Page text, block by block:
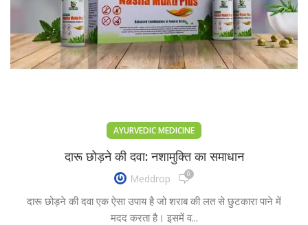
AYURVEDIC MEDICINE
दारू छोड़ने की दवा: नशामुक्ति का समाधान
Meddrop 0
दारू छोड़ने की दवा एक ऐसा उपाय है जो शराब की लत से छुटकारा पाने में
मदद करता है। इसमें व...